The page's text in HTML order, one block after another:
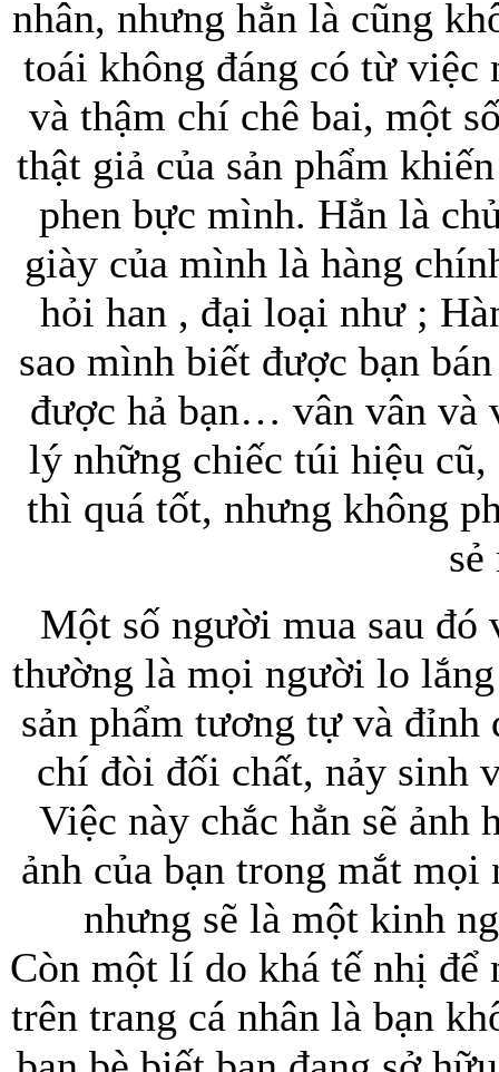
Bao da iPhone
Túi đựng iPad
Túi đựng iPad
Túi đựng
Bao da Samsung
Bao da Samsung
nhân, nhưng hẳn là cũng
toái không đáng có từ việc
và thậm chí chê bai, một
thật giả của sản phẩm
phen bực mình. Hẳn là
giày của mình là hàng
hỏi han , đại loại như ;
sao mình biết được bạn
được hả bạn… vân vân và
lý những chiếc túi hiệu cũ,
thì quá tốt, nhưng không
Một số người mua sau đó
thường là mọi người lo
sản phẩm tương tự và
chí đòi đối chất, nảy sinh
Việc này chắc hẳn sẽ
ảnh của bạn trong mắt
nhưng sẽ là một kinh
Còn một lí do khá tế nhị để
trên trang cá nhân là bạn